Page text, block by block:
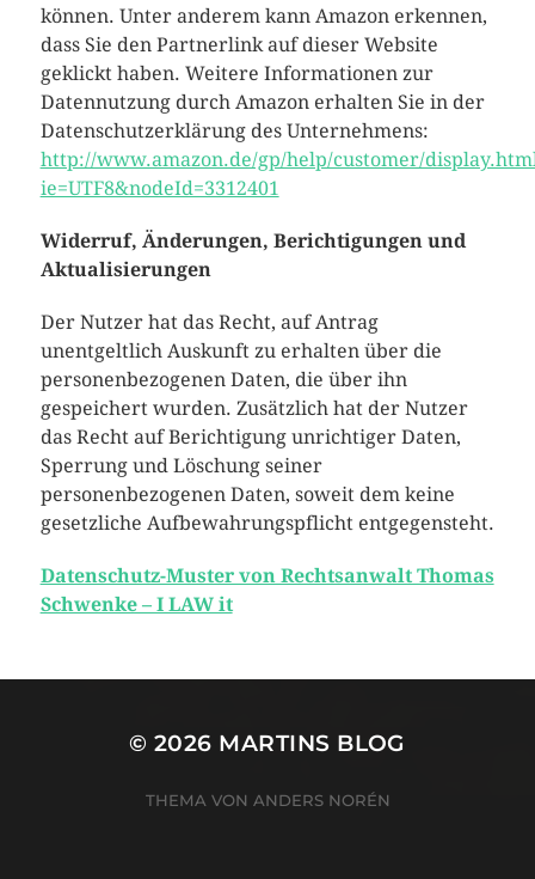
können. Unter anderem kann Amazon erkennen,
dass Sie den Partnerlink auf dieser Website
geklickt haben. Weitere Informationen zur
Datennutzung durch Amazon erhalten Sie in der
Datenschutzerklärung des Unternehmens:
http://www.amazon.de/gp/help/customer/
ie=UTF8&nodeId=3312401
Widerruf, Änderungen, Berichtigungen und
Aktualisierungen
Der Nutzer hat das Recht, auf Antrag
unentgeltlich Auskunft zu erhalten über die
personenbezogenen Daten, die über ihn
gespeichert wurden. Zusätzlich hat der Nutzer
das Recht auf Berichtigung unrichtiger Daten,
Sperrung und Löschung seiner
personenbezogenen Daten, soweit dem keine
gesetzliche Aufbewahrungspflicht entgegensteht.
Datenschutz-Muster von Rechtsanwalt Thomas
Schwenke – I LAW it
© 2026 MARTINS BLOG
THEMA VON ANDERS NORÉN